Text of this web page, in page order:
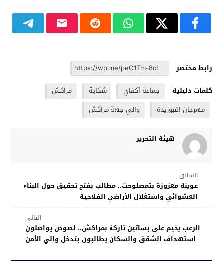
رابط مختصر
كلمات دليلية
جماعة أكفاي شكاية
مراكش
مهرجان التبوريدة
والي جهة مراكش
هيئة التحرير
السابق
عوينة معزوزة بتمصلوحت.. مطالب بفتح تحقيق حول البناء
العشوائي واستغلال الأراضي الفلاحية
التالي
الرعب يخيم على بساتين تاركة بمراكش.. لصوص يواصلون
استهداف الشقق والسكان يطالبون بتدخل والي الأمن